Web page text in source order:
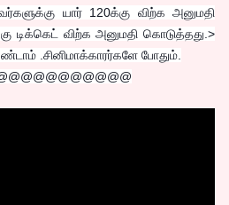
யார் 120க்கு விற்க அனுமதி
டிக்கெட் விற்க அனுமதி கொடுத்தது.>
.சினிமாக்காரர்களே போதும்.